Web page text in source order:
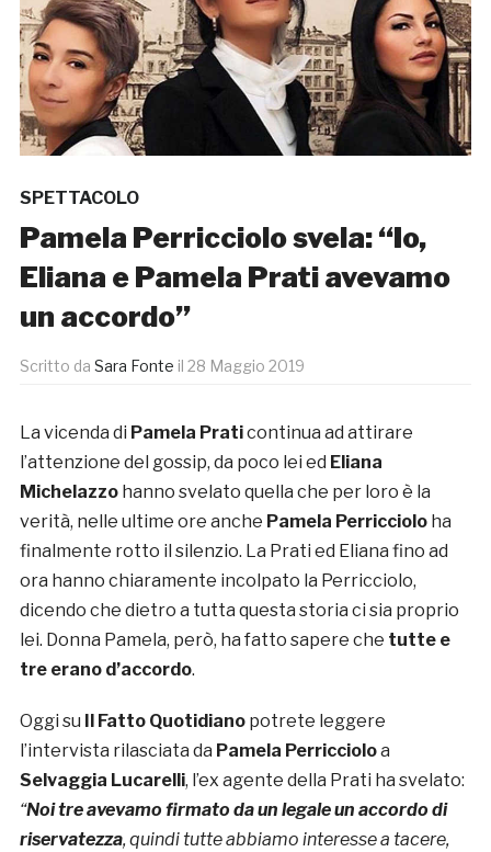
SPETTACOLO
Pamela Perricciolo svela: “Io,
Eliana e Pamela Prati avevamo
un accordo”
Scritto da Sara Fonte il 28 Maggio 2019
La vicenda di Pamela Praticontinua ad attirare
l’attenzione del gossip, da poco lei ed Eliana
Michelazzo hanno svelato quella che per loro è la
verità, nelle ultime ore anche Pamela Perricciolo ha
finalmente rotto il silenzio. La Prati ed Eliana fino ad
ora hanno chiaramente incolpato la Perricciolo,
dicendo che dietro a tutta questa storia ci sia proprio
lei. Donna Pamela, però, ha fatto sapere che tutte e
tre erano d’accordo.
Oggi su Il Fatto Quotidianopotrete leggere
l’intervista rilasciata da Pamela Perriccioloa
Selvaggia Lucarelli, l’ex agente della Prati ha svelato:
“Noi tre avevamo firmato da un legale un accordo di
riservatezza, quindi tutte abbiamo interesse a tacere,